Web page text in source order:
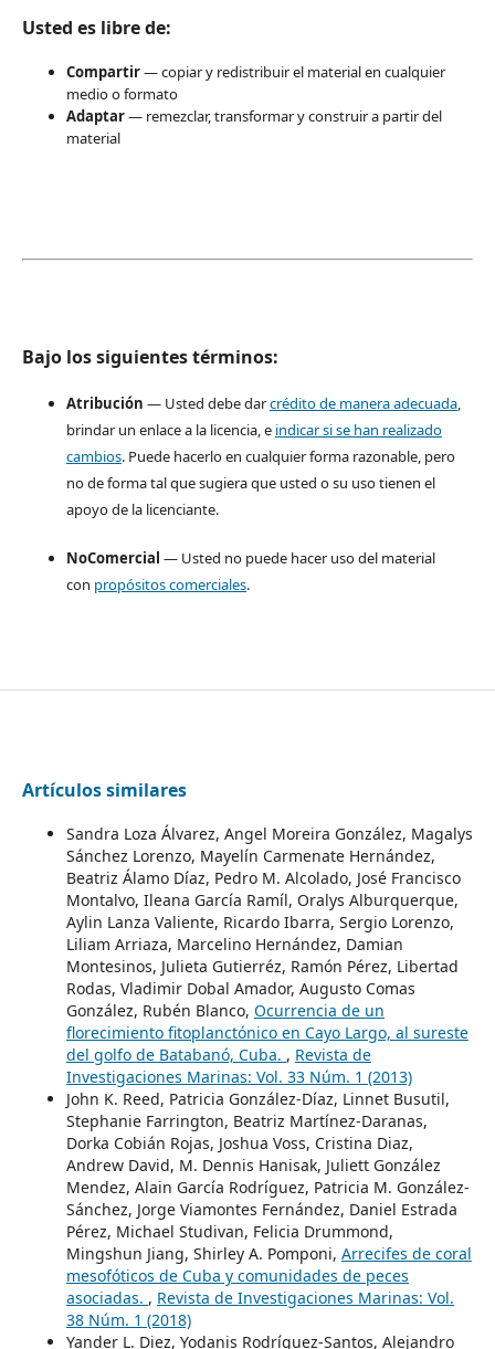
Usted es libre de:
Compartir— copiar y redistribuir el material en cualquier
medio o formato
Adaptar— remezclar, transformar y construir a partir del
material
Bajo los siguientes términos:
Atribución — Usted debe darcrédito de manera adecuada,
brindar un enlace a la licencia, e indicar si se han realizado
cambios. Puede hacerlo en cualquier forma razonable, pero
no de forma tal que sugiera que usted o su uso tienen el
apoyo de la licenciante.
NoComercial — Usted no puede hacer uso del material
con propósitos comerciales.
Artículos similares
Sandra Loza Álvarez, Angel Moreira González, Magalys
Sánchez Lorenzo, Mayelín Carmenate Hernández,
Beatriz Álamo Díaz, Pedro M. Alcolado, José Francisco
Montalvo, Ileana García Ramíl, Oralys Alburquerque,
Aylin Lanza Valiente, Ricardo Ibarra, Sergio Lorenzo,
Liliam Arriaza, Marcelino Hernández, Damian
Montesinos, Julieta Gutierréz, Ramón Pérez, Libertad
Rodas, Vladimir Dobal Amador, Augusto Comas
González, Rubén Blanco, Ocurrencia de un
florecimiento fitoplanctónico en Cayo Largo, al sureste
del golfo de Batabanó, Cuba. , Revista de
Investigaciones Marinas: Vol. 33 Núm. 1 (2013)
John K. Reed, Patricia González-Díaz, Linnet Busutil,
Stephanie Farrington, Beatriz Martínez-Daranas,
Dorka Cobián Rojas, Joshua Voss, Cristina Diaz,
Andrew David, M. Dennis Hanisak, Juliett González
Mendez, Alain García Rodríguez, Patricia M. González-
Sánchez, Jorge Viamontes Fernández, Daniel Estrada
Pérez, Michael Studivan, Felicia Drummond,
Mingshun Jiang, Shirley A. Pomponi, Arrecifes de coral
mesofóticos de Cuba y comunidades de peces
asociadas. , Revista de Investigaciones Marinas: Vol.
38 Núm. 1 (2018)
Yander L. Diez, Yodanis Rodríguez-Santos, Alejandro